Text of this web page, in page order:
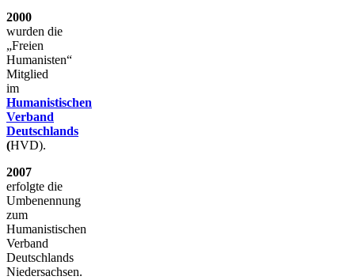
2000
wurden die
„Freien
Humanisten“
Mitglied
im
Humanistischen
Verband
Deutschlands
(HVD).
2007
erfolgte die
Umbenennung
zum
Humanistischen
Verband
Deutschlands
Niedersachsen.